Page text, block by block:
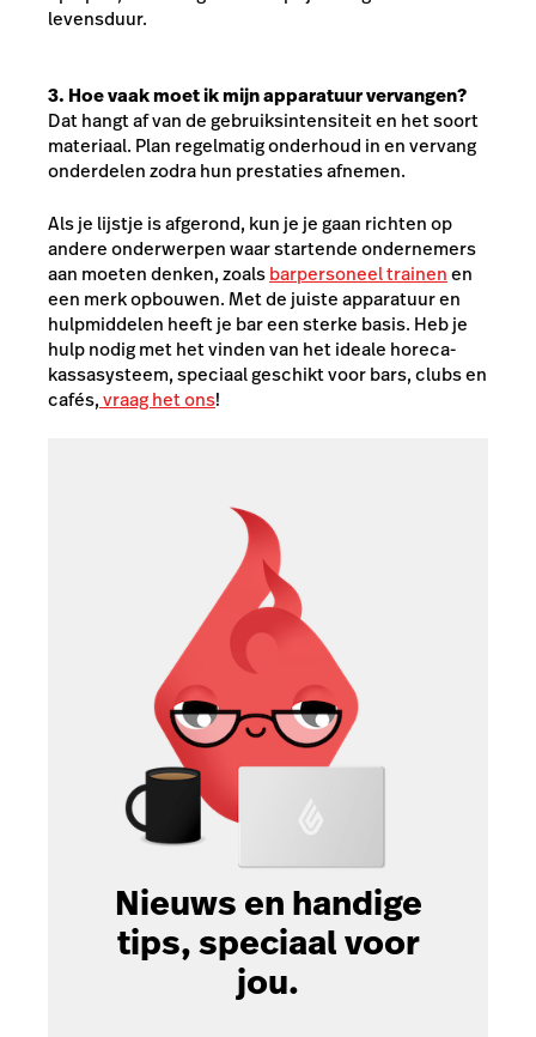
levensduur.
3. Hoe vaak moet ik mijn apparatuur vervangen?
Dat hangt af van de gebruiksintensiteit en het soort
materiaal. Plan regelmatig onderhoud in en vervang
onderdelen zodra hun prestaties afnemen.
Als je lijstje is afgerond, kun je je gaan richten op
andere onderwerpen waar startende ondernemers
aan moeten denken, zoalsbarpersoneel trainenen
een merk opbouwen. Met de juiste apparatuur en
hulpmiddelen heeft je bar een sterke basis. Heb je
hulp nodig met het vinden van het ideale horeca-
kassasysteem, speciaal geschikt voor bars, clubs en
cafés,vraag het ons!
Nieuws en handige
tips, speciaal voor
jou.